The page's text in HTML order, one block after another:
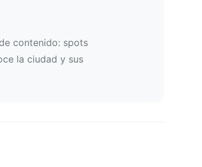
contenido: spots
la ciudad y sus